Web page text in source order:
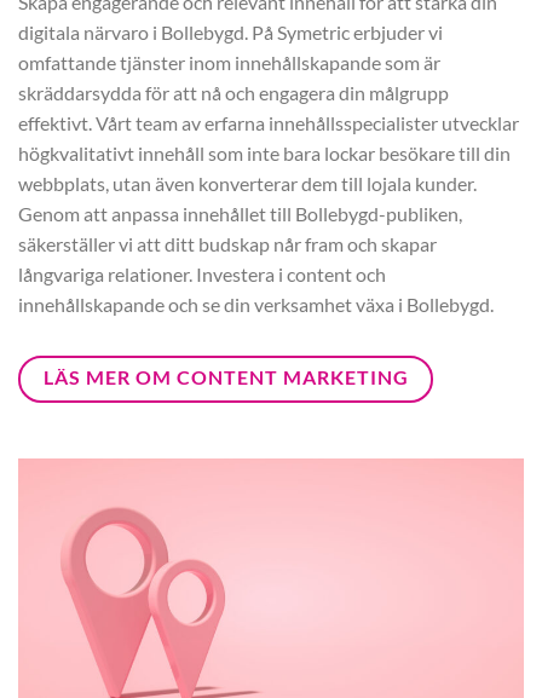
digitala närvaro i Bollebygd. På Symetric erbjuder vi
omfattande tjänster inom innehållskapande som är
skräddarsydda för att nå och engagera din målgrupp
effektivt. Vårt team av erfarna innehållsspecialister utvecklar
högkvalitativt innehåll som inte bara lockar besökare till din
webbplats, utan även konverterar dem till lojala kunder.
Genom att anpassa innehållet till Bollebygd-publiken,
säkerställer vi att ditt budskap når fram och skapar
långvariga relationer. Investera i content och
innehållskapande och se din verksamhet växa i Bollebygd.
LÄS MER OM CONTENT MARKETING